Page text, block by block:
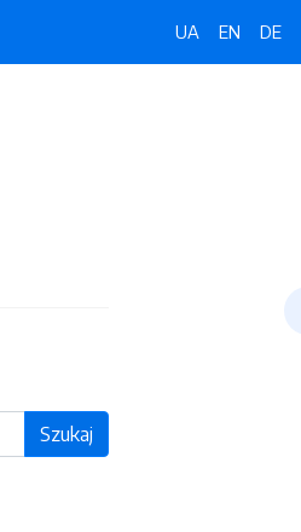
UA EN DE
Szukaj